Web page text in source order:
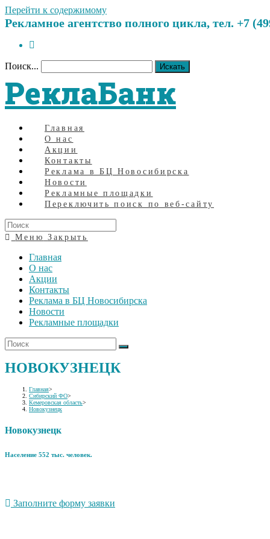
Перейти к содержимому
Рекламное агентство полного цикла, тел. +7
Поиск... Искать
РеклаБанк
Главная
О нас
Акции
Контакты
Реклама в БЦ Новосибирска
Новости
Рекламные площадки
Переключить поиск по веб-сайту
Меню Закрыть
Главная
О нас
Акции
Контакты
Реклама в БЦ Новосибирска
Новости
Рекламные площадки
НОВОКУЗНЕЦК
Главная>
Сибирский ФО>
Кемеровская область>
Новокузнецк
Новокузнецк
Население 552 тыс. человек.
Заполните форму заявки